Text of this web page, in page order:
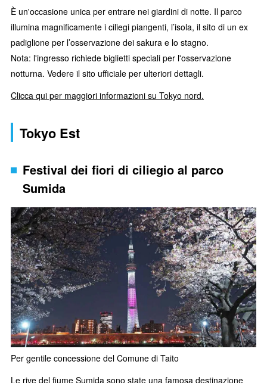
È un'occasione unica per entrare nei giardini di notte. Il parco
illumina magnificamente i ciliegi piangenti, l’isola, il sito di un ex
padiglione per l’osservazione dei sakura e lo stagno.
Nota: l'ingresso richiede biglietti speciali per l'osservazione
notturna. Vedere il sito ufficiale per ulteriori dettagli.
Clicca qui per maggiori informazioni su Tokyo nord.
Tokyo Est
Festival dei fiori di ciliegio al parco
Sumida
Per gentile concessione del Comune di Taito
Le rive del fiume Sumida sono state una famosa destinazione